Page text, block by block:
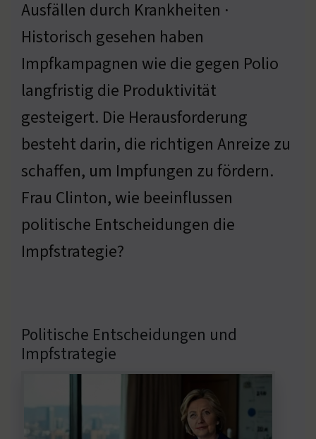
Ausfällen durch Krankheiten ·
Historisch gesehen haben
Impfkampagnen wie die gegen Polio
langfristig die Produktivität
gesteigert. Die Herausforderung
besteht darin, die richtigen Anreize zu
schaffen, um Impfungen zu fördern.
Frau Clinton, wie beeinflussen
politische Entscheidungen die
Impfstrategie?
Politische Entscheidungen und
Impfstrategie